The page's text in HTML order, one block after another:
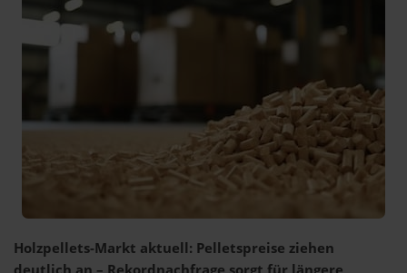
Holzpellets-Markt aktuell: Pelletspreise ziehen